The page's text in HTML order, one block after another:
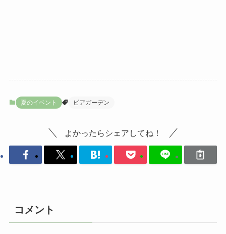
夏のイベント ビアガーデン
よかったらシェアしてね！
コメント